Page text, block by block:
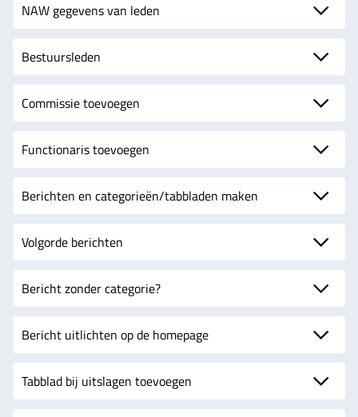
NAW gegevens van leden
Bestuursleden
Commissie toevoegen
Functionaris toevoegen
Berichten en categorieën/tabbladen maken
Volgorde berichten
Bericht zonder categorie?
Bericht uitlichten op de homepage
Tabblad bij uitslagen toevoegen